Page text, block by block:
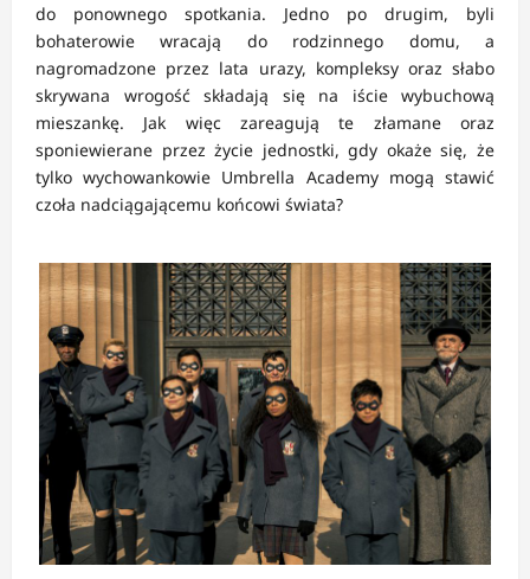
do ponownego spotkania. Jedno po drugim, byli
bohaterowie wracają do rodzinnego domu, a
nagromadzone przez lata urazy, kompleksy oraz słabo
skrywana wrogość składają się na iście wybuchową
mieszankę. Jak więc zareagują te złamane oraz
sponiewierane przez życie jednostki, gdy okaże się, że
tylko wychowankowie Umbrella Academy mogą stawić
czoła nadciągającemu końcowi świata?